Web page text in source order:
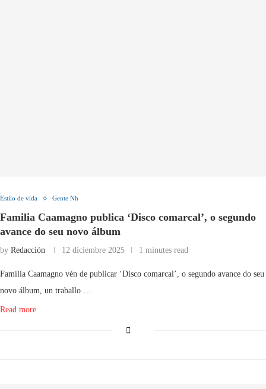
Estilo de vida Gente Nh
Familia Caamagno publica ‘Disco comarcal’, o segundo
avance do seu novo álbum
by Redacción 12 diciembre 2025 1 minutes read
Familia Caamagno vén de publicar ‘Disco comarcal’, o segundo avance do seu
novo álbum, un traballo …
Read more